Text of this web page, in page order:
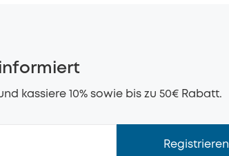
informiert
kassiere 10% sowie bis zu 50€ Rabatt.
Registrieren